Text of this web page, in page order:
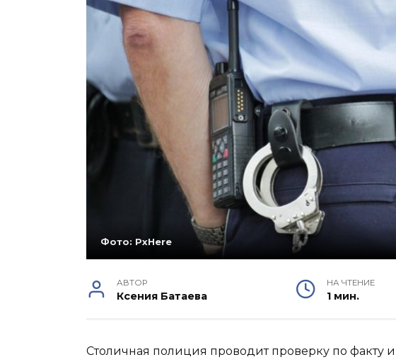
Фото: PxHere
АВТОР
Ксения Батаева
НА ЧТЕНИЕ
1 мин.
Столичная полиция проводит проверку по факту